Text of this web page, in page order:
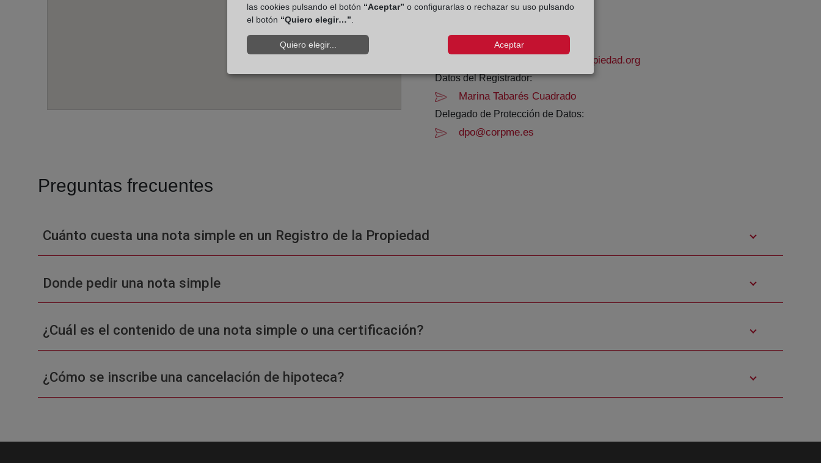
(923) 27 02 37
salamanca3@registrodelapropiedad.org
Datos del Registrador:
Marina Tabarés Cuadrado
Delegado de Protección de Datos:
dpo@corpme.es
Preguntas frecuentes
Cuánto cuesta una nota simple en un Registro de la Propiedad
Donde pedir una nota simple
¿Cuál es el contenido de una nota simple o una certificación?
¿Cómo se inscribe una cancelación de hipoteca?
las cookies pulsando el botón “Aceptar” o configurarlas o rechazar su uso pulsando
el botón “Quiero elegir…”.
Quiero elegir... Aceptar